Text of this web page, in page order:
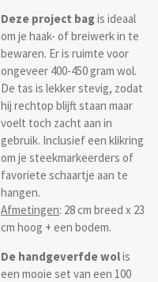
Deze project bagis ideaal
om je haak- of breiwerk in te
bewaren. Er is ruimte voor
ongeveer 400-450 gram wol.
De tas is lekker stevig, zodat
hij rechtop blijft staan maar
voelt toch zacht aan in
gebruik. Inclusief een klikring
om je steekmarkeerders of
favoriete schaartje aan te
hangen.
Afmetingen: 28 cm breed x 23
cm hoog + een bodem.
De handgeverfde wolis
een mooie set van een 100